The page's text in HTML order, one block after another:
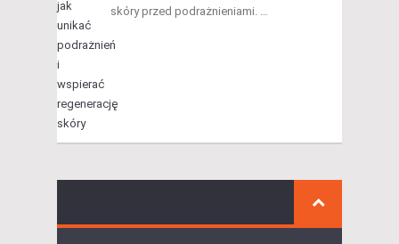
skóry przed podrażnieniami. …